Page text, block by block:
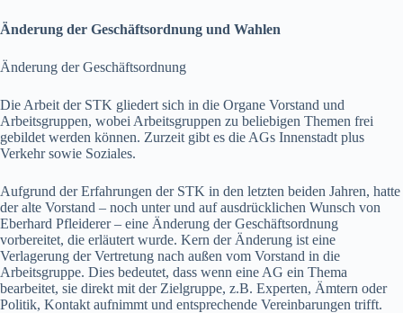
Änderung der Geschäftsordnung und Wahlen
Änderung der Geschäftsordnung
Die Arbeit der STK gliedert sich in die Organe Vorstand und
Arbeitsgruppen, wobei Arbeitsgruppen zu beliebigen Themen frei
gebildet werden können. Zurzeit gibt es die AGs Innenstadt plus
Verkehr sowie Soziales.
Aufgrund der Erfahrungen der STK in den letzten beiden Jahren, hatte
der alte Vorstand – noch unter und auf ausdrücklichen Wunsch von
Eberhard Pfleiderer – eine Änderung der Geschäftsordnung
vorbereitet, die erläutert wurde. Kern der Änderung ist eine
Verlagerung der Vertretung nach außen vom Vorstand in die
Arbeitsgruppe. Dies bedeutet, dass wenn eine AG ein Thema
bearbeitet, sie direkt mit der Zielgruppe, z.B. Experten, Ämtern oder
Politik, Kontakt aufnimmt und entsprechende Vereinbarungen trifft.